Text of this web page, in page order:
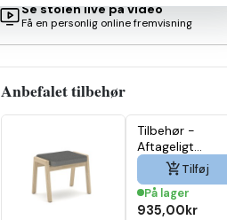
Se stolen live på video
Få en personlig online fremvisning
Anbefalet tilbehør
Tilbehør -
Aftageligt
sædebetræk
Ono inkl. urindug
Tilføj
På lager
935,00kr